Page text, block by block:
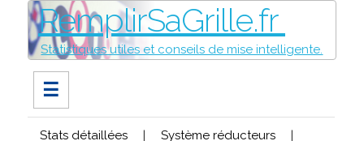
RemplirSaGrille.fr
Statistiques utiles et conseils de mise intelligente.
☰
Stats détaillées | Système réducteurs
|